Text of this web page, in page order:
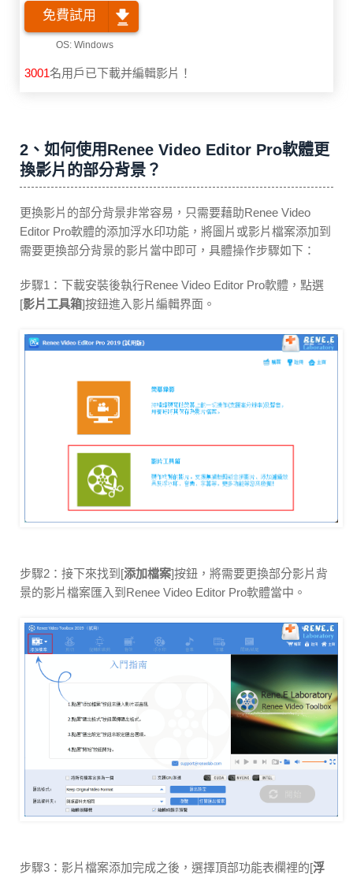
免費試用
3001名用戶已下載并編輯影片！
2、如何使用Renee Video Editor Pro軟體更
換影片的部分背景？
更換影片的部分背景非常容易，只需要藉助Renee Video
Editor Pro軟體的添加浮水印功能，將圖片或影片檔案添加到
需要更換部分背景的影片當中即可，具體操作步驟如下：
步驟1：下載安裝後執行Renee Video Editor Pro軟體，點選
[影片工具箱]按鈕進入影片編輯界面。
步驟2：接下來找到[添加檔案]按鈕，將需要更換部分影片背
景的影片檔案匯入到Renee Video Editor Pro軟體當中。
步驟3：影片檔案添加完成之後，選擇頂部功能表欄裡的[浮